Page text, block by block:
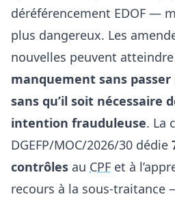
déréférencement EDOF —
plus dangereux. Les
nouvelles peuvent atteindre
manquement sans
sans qu’il soit nécessaire
intention frauduleuse. La
DGEFP/MOC/2026/30 dédie
contrôles au CPF et à
recours à la sous-traitance